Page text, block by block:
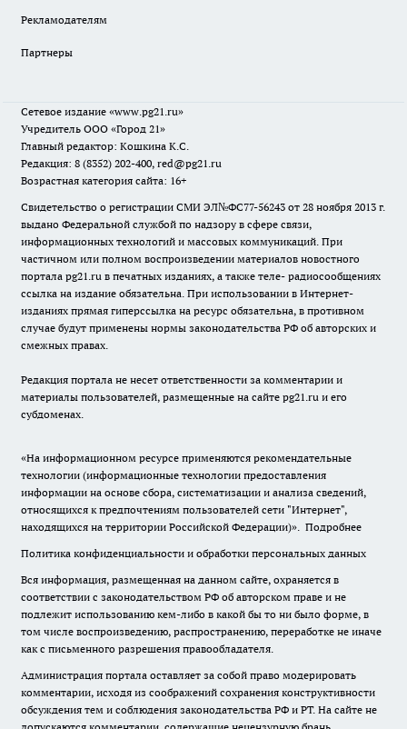
Рекламодателям
Партнеры
Сетевое издание «www.pg21.ru»
Учредитель ООО «Город 21»
Главный редактор: Кошкина К.С.
Редакция: 8 (8352) 202-400, red@pg21.ru
Возрастная категория сайта: 16+
Свидетельство о регистрации СМИ ЭЛ№ФС77-56243 от 28 ноября 2013 г.
выдано Федеральной службой по надзору в сфере связи,
информационных технологий и массовых коммуникаций. При
частичном или полном воспроизведении материалов новостного
портала pg21.ru в печатных изданиях, а также теле- радиосообщениях
ссылка на издание обязательна. При использовании в Интернет-
изданиях прямая гиперссылка на ресурс обязательна, в противном
случае будут применены нормы законодательства РФ об авторских и
смежных правах.
Редакция портала не несет ответственности за комментарии и
материалы пользователей, размещенные на сайте pg21.ru и его
субдоменах.
«На информационном ресурсе применяются рекомендательные
технологии (информационные технологии предоставления
информации на основе сбора, систематизации и анализа сведений,
относящихся к предпочтениям пользователей сети "Интернет",
находящихся на территории Российской Федерации)». Подробнее
Политика конфиденциальности и обработки персональных данных
Вся информация, размещенная на данном сайте, охраняется в
соответствии с законодательством РФ об авторском праве и не
подлежит использованию кем-либо в какой бы то ни было форме, в
том числе воспроизведению, распространению, переработке не иначе
как с письменного разрешения правообладателя.
Администрация портала оставляет за собой право модерировать
комментарии, исходя из соображений сохранения конструктивности
обсуждения тем и соблюдения законодательства РФ и РТ. На сайте не